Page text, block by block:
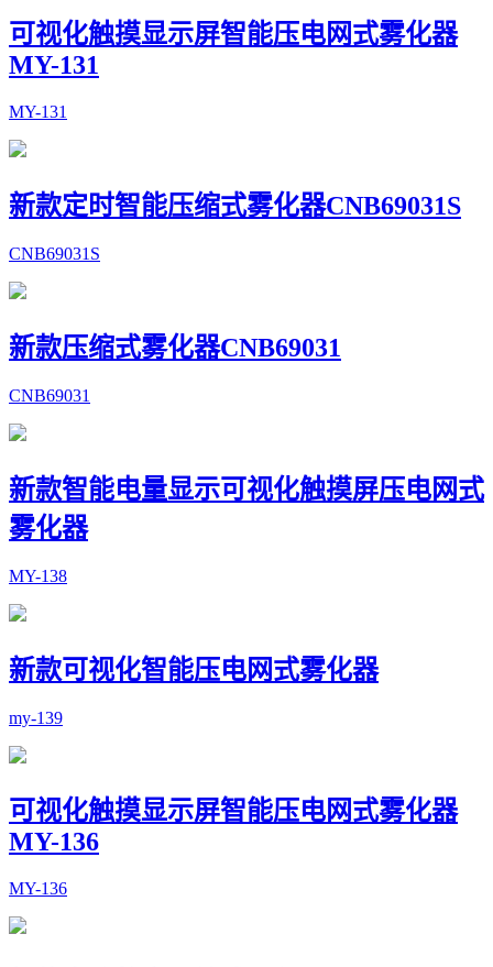
可视化触摸显示屏智能压电网式雾化器
MY-131
MY-131
新款定时智能压缩式雾化器CNB69031S
CNB69031S
新款压缩式雾化器CNB69031
CNB69031
新款智能电量显示可视化触摸屏压电网式
雾化器
MY-138
新款可视化智能压电网式雾化器
my-139
可视化触摸显示屏智能压电网式雾化器
MY-136
MY-136